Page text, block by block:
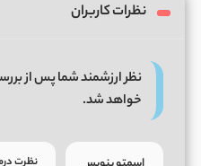
نظرات کاربران
نظر ارزشمند شما پس از
خواهد شد.